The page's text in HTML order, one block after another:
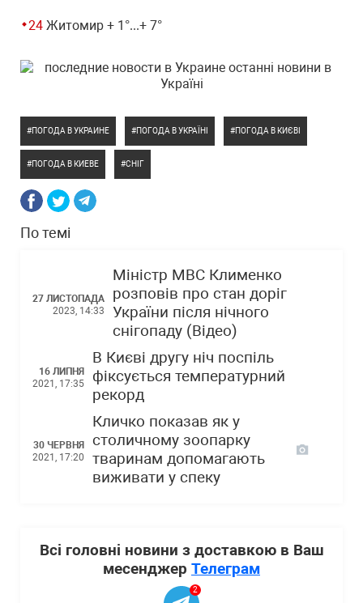
Житомир + 1°...+ 7°
ПОГОДА В УКРАИНЕ ПОГОДА В УКРАЇНІ ПОГОДА В КИЄВІ
ПОГОДА В КИЕВЕ СНІГ
По темі
27 ЛИСТОПАДА
2023, 14:33
Міністр МВС Клименко
розповів про стан доріг
України після нічного
снігопаду (Відео)
16 ЛИПНЯ
2021, 17:35
В Києві другу ніч поспіль
фіксується температурний
рекорд
30 ЧЕРВНЯ
2021, 17:20
Кличко показав як у
столичному зоопарку
тваринам допомагають
виживати у спеку
Всі головні новини з доставкою в Ваш
месенджер Телеграм
2